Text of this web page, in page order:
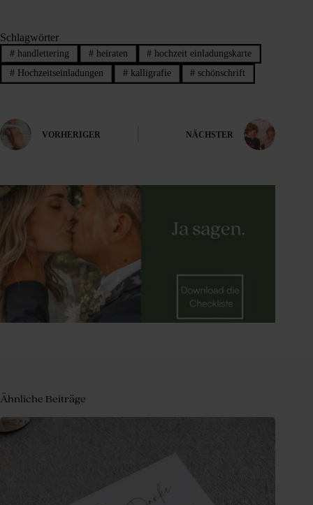
Schlagwörter
#handlettering #heiraten # hochzeit einladungskarte
#Hochzeitseinladungen #kalligrafie # schönschrift
VORHERIGER NÄCHSTER
Ähnliche Beiträge